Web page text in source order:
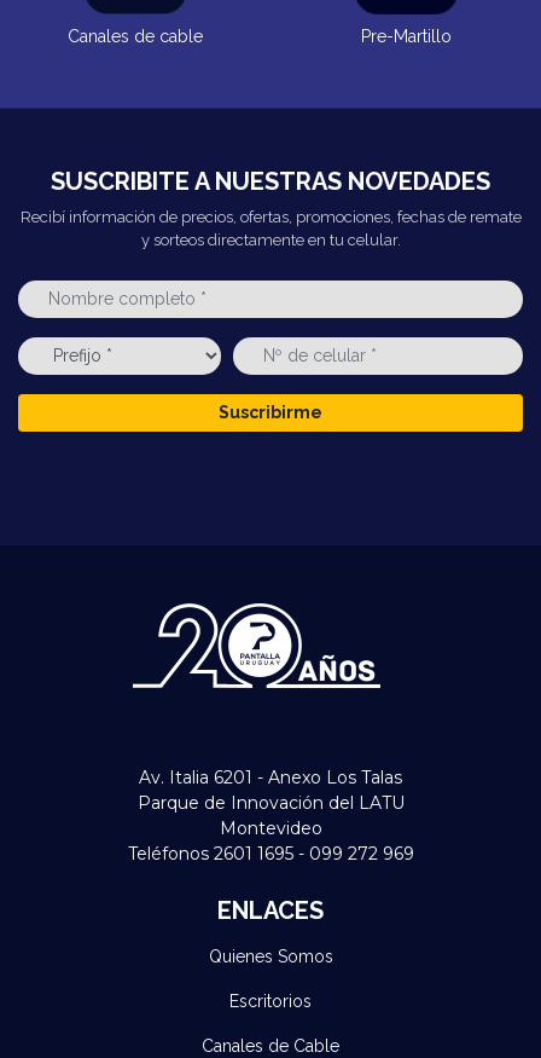
Canales de cable Pre-Martillo
SUSCRIBITE A NUESTRAS NOVEDADES
Recibí información de precios, ofertas, promociones, fechas de remate
y sorteos directamente en tu celular.
Suscribirme
Av. Italia 6201 - Anexo Los Talas
Parque de Innovación del LATU
Montevideo
Teléfonos 2601 1695 - 099 272 969
ENLACES
Quienes Somos
Escritorios
Canales de Cable